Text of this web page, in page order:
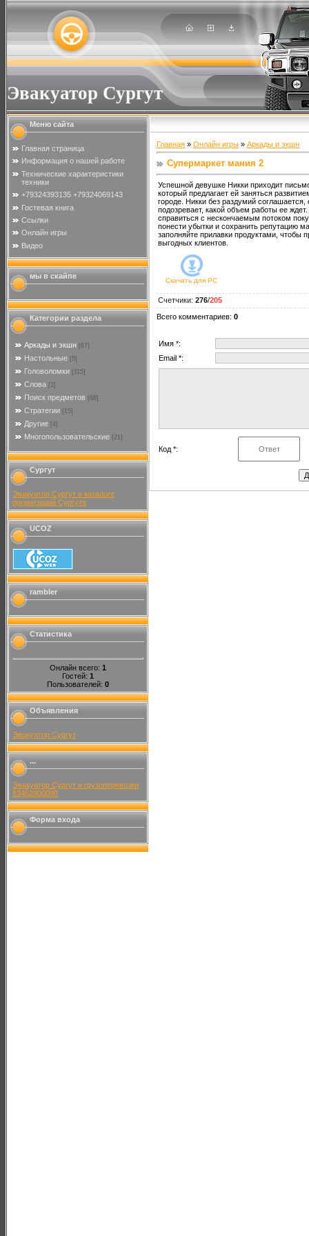
Эвакуатор Сургут
Меню сайта
Главная страница
Информация о нашей работе
Технические характеристики
техники
+79324393135 +79324069143
Гостевая книга
Ссылки
Онлайн игры
Видео
мы в скайпе
Категории раздела
Аркады и экшн [67]
Настольные [5]
Головоломки [115]
Слова [2]
Поиск предметов [68]
Стратегии [15]
Другие [4]
Многопользовательские [21]
Сургут
Эвакуатор Сургут в каталоге
организаций Сургута
UCOZ
rambler
Статистика
Онлайн всего: 1
Гостей: 1
Пользователей: 0
Объявления
Эвакуатор Сургут
...
Эвакуатор Сургут и грузоперевозки
83462900090
Форма входа
Главная » Онлайн игры » Аркады и экшн
Супермаркет мания 2
Успешной девушке Никки приходит
который предлагает ей заняться
городе. Никки без раздумий
подозревает, какой объем работы ее
справиться с нескончаемым потоком
понести убытки и сохранить репутацию
заполняйте прилавки продуктами, чтобы
выгодных клиентов.
Скачать для PC
Счетчики: 276/205
Всего комментариев: 0
Имя *:
Email *:
Код *: